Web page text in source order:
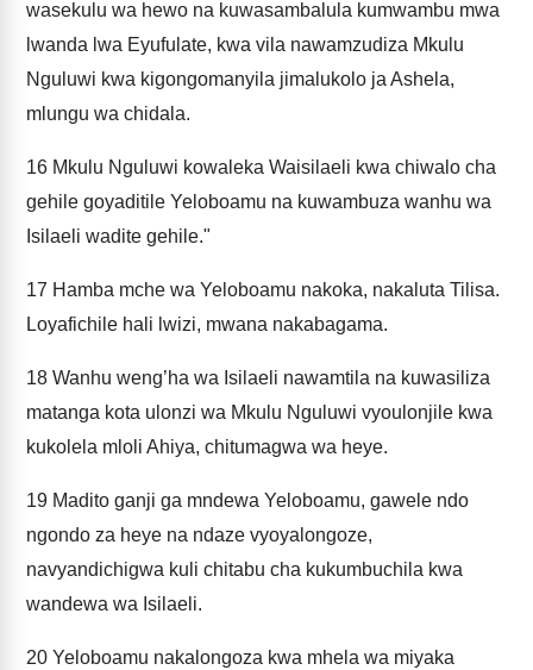
wasekulu wa hewo na kuwasambalula kumwambu mwa
lwanda lwa Eyufulate, kwa vila nawamzudiza Mkulu
Nguluwi kwa kigongomanyila jimalukolo ja Ashela,
mlungu wa chidala.
16 Mkulu Nguluwi kowaleka Waisilaeli kwa chiwalo cha
gehile goyaditile Yeloboamu na kuwambuza wanhu wa
Isilaeli wadite gehile."
17 Hamba mche wa Yeloboamu nakoka, nakaluta Tilisa.
Loyafichile hali lwizi, mwana nakabagama.
18 Wanhu weng’ha wa Isilaeli nawamtila na kuwasiliza
matanga kota ulonzi wa Mkulu Nguluwi vyoulonjile kwa
kukolela mloli Ahiya, chitumagwa wa heye.
19 Madito ganji ga mndewa Yeloboamu, gawele ndo
ngondo za heye na ndaze vyoyalongoze,
navyandichigwa kuli chitabu cha kukumbuchila kwa
wandewa wa Isilaeli.
20 Yeloboamu nakalongoza kwa mhela wa miyaka